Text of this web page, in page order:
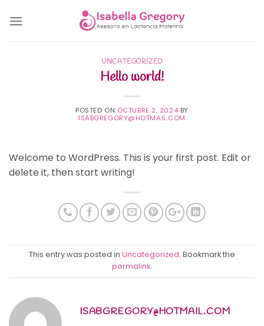
UNCATEGORIZED
Hello world!
POSTED ON OCTUBRE 2, 2024 BY
ISABGREGORY@HOTMAIL.COM
Welcome to WordPress. This is your first post. Edit or
delete it, then start writing!
This entry was posted in Uncategorized. Bookmark the
permalink.
ISABGREGORY@HOTMAIL.COM